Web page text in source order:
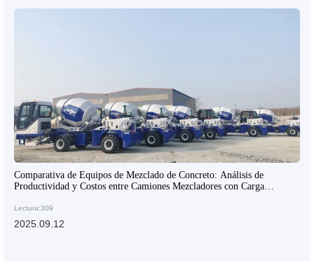
Comparativa de Equipos de Mezclado de Concreto: Análisis de
Productividad y Costos entre Camiones Mezcladores con Carga
Lectura:309
2025.09.12